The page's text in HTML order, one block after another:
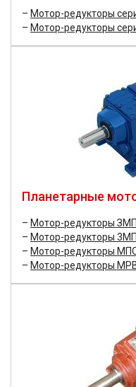
Мотор-редукторы
Мотор-редукторы
Планетарные
Мотор-редукторы
Мотор-редукторы
Мотор-редукторы
Мотор-редукторы